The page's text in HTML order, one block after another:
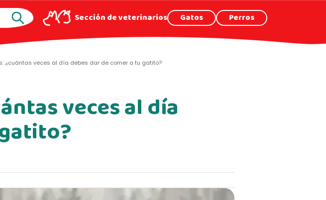
Sección de veterinarios Gatos Perros
¿cuántas veces al día debes dar de comer a tu gatito?
veces al día